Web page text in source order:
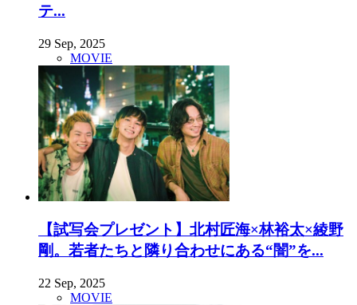
テ...
29 Sep, 2025
MOVIE
【試写会プレゼント】北村匠海×林裕太×綾野
剛。若者たちと隣り合わせにある“闇”を...
22 Sep, 2025
MOVIE